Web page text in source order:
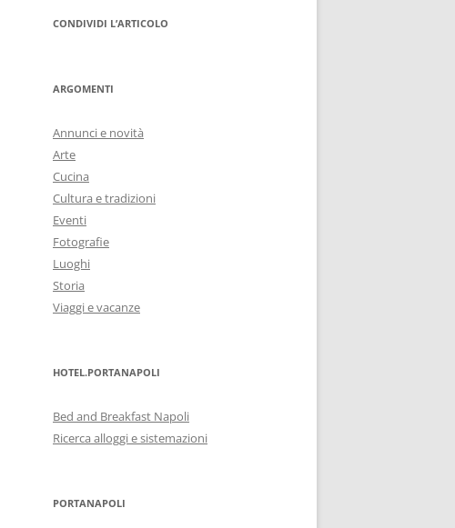
CONDIVIDI L’ARTICOLO
ARGOMENTI
Annunci e novità
Arte
Cucina
Cultura e tradizioni
Eventi
Fotografie
Luoghi
Storia
Viaggi e vacanze
HOTEL.PORTANAPOLI
Bed and Breakfast Napoli
Ricerca alloggi e sistemazioni
PORTANAPOLI